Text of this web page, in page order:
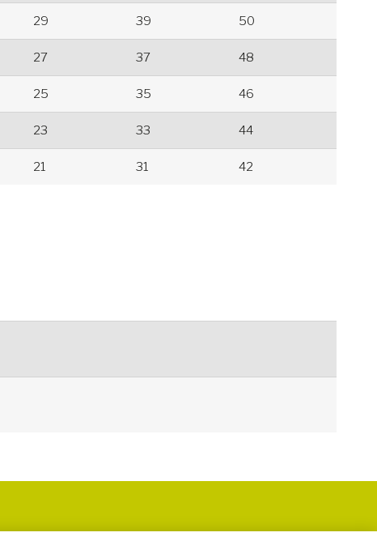
29 39 50
27 37 48
25 35 46
23 33 44
21 31 42